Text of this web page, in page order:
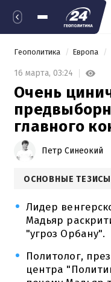
Геополитика Европа
16 марта, 03:24
Очень
главного
Петр Синеокий
ОСНОВНЫЕ ТЕЗИСЫ
Лидер
Мадьяр
"угроз Орбану".
Политолог,
центра